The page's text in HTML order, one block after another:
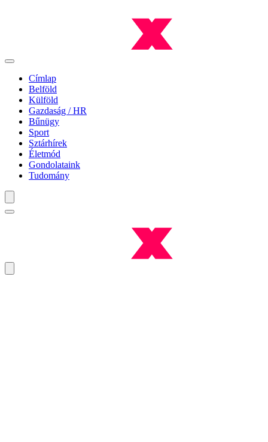
Címlap
Belföld
Külföld
Gazdaság / HR
Bűnügy
Sport
Sztárhírek
Életmód
Gondolataink
Tudomány